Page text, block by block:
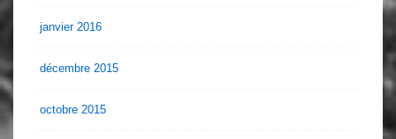
janvier 2016
décembre 2015
octobre 2015